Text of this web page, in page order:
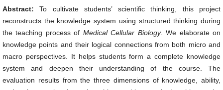
Abstract:To cultivate students’ scientific thinking, this project
reconstructs the knowledge system using structured thinking during
the teaching process of Medical Cellular Biology. We elaborate on
knowledge points and their logical connections from both micro and
macro perspectives. It helps students form a complete knowledge
system and deepen their understanding of the course. The
evaluation results from the three dimensions of knowledge, ability,